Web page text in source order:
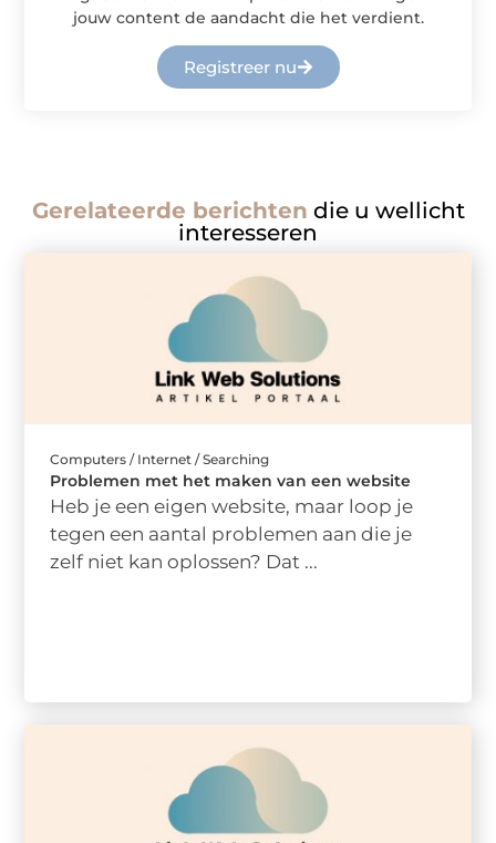
jouw content de aandacht die het verdient.
Registreer nu
Gerelateerde berichten die u wellicht
interesseren
Computers / Internet / Searching
Problemen met het maken van een website
Heb je een eigen website, maar loop je
tegen een aantal problemen aan die je
zelf niet kan oplossen? Dat ...